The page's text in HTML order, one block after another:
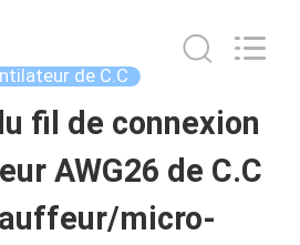
de C.C
fil de connexion
AWG26 de C.C
micro-